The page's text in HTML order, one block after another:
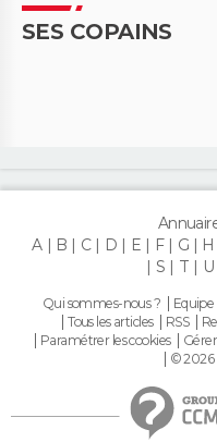
SES COPAINS
A
B C D E F G H
S
T U
Qui sommes-nous ? Equipe
Tous les articles
RSS
Paramétrer les cookies
© 2026